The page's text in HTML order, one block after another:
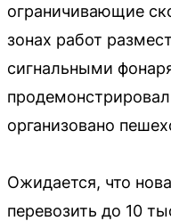
ограничивающие
зонах работ
сигнальными
организовано
Ожидается, что
перевозить до 10